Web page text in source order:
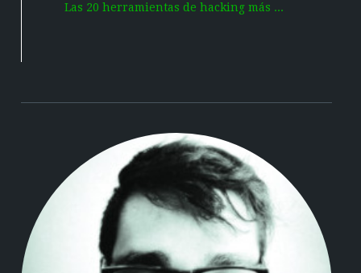
Las 20 herramientas de hacking más ...